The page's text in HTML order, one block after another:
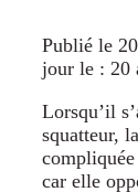
Publié le
jour le : 20
Lorsqu’il
squatteur,
car elle